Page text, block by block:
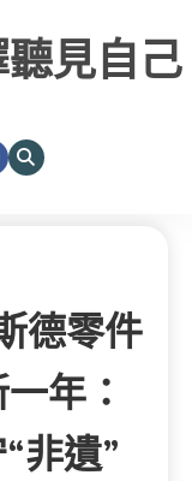
見自己
德零件
年：
非遺”